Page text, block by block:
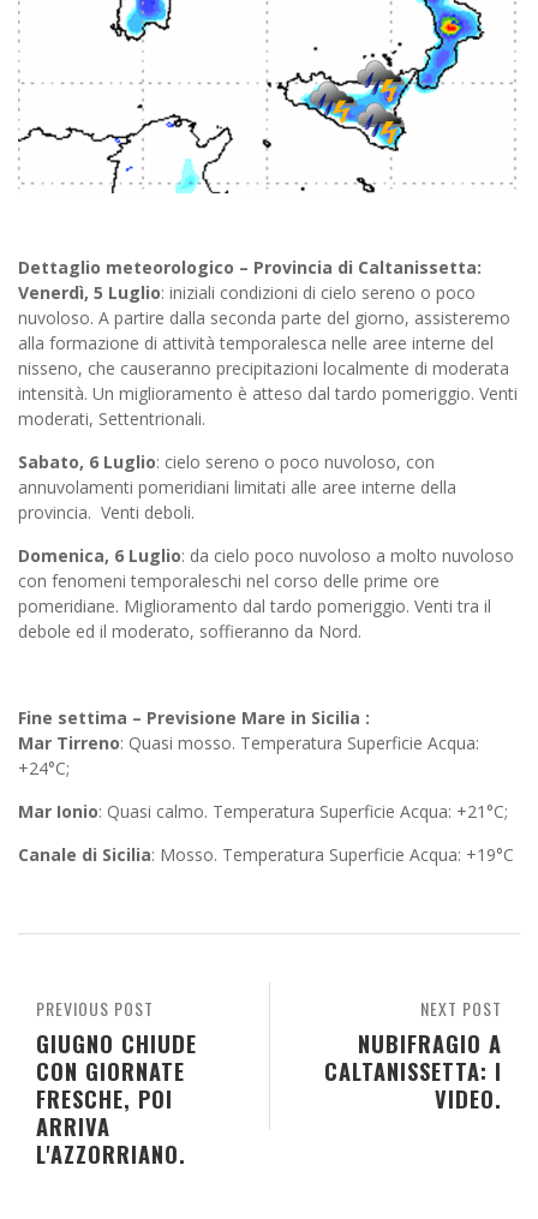
Dettaglio meteorologico – Provincia di Caltanissetta:
Venerdì, 5 Luglio: iniziali condizioni di cielo sereno o poco
nuvoloso. A partire dalla seconda parte del giorno, assisteremo
alla formazione di attività temporalesca nelle aree interne del
nisseno, che causeranno precipitazioni localmente di moderata
intensità. Un miglioramento è atteso dal tardo pomeriggio. Venti
moderati, Settentrionali.
Sabato, 6 Luglio: cielo sereno o poco nuvoloso, con
annuvolamenti pomeridiani limitati alle aree interne della
provincia. Venti deboli.
Domenica, 6 Luglio: da cielo poco nuvoloso a molto nuvoloso
con fenomeni temporaleschi nel corso delle prime ore
pomeridiane. Miglioramento dal tardo pomeriggio. Venti tra il
debole ed il moderato, soffieranno da Nord.
Fine settima – Previsione Mare in Sicilia :
Mar Tirreno: Quasi mosso. Temperatura Superficie Acqua:
+24°C;
Mar Ionio: Quasi calmo. Temperatura Superficie Acqua: +21°C;
Canale di Sicilia: Mosso. Temperatura Superficie Acqua: +19°C
NEXT POST
NUBIFRAGIO A
CALTANISSETTA: I
VIDEO.
PREVIOUS POST
GIUGNO CHIUDE
CON GIORNATE
FRESCHE, POI
ARRIVA
L'AZZORRIANO.